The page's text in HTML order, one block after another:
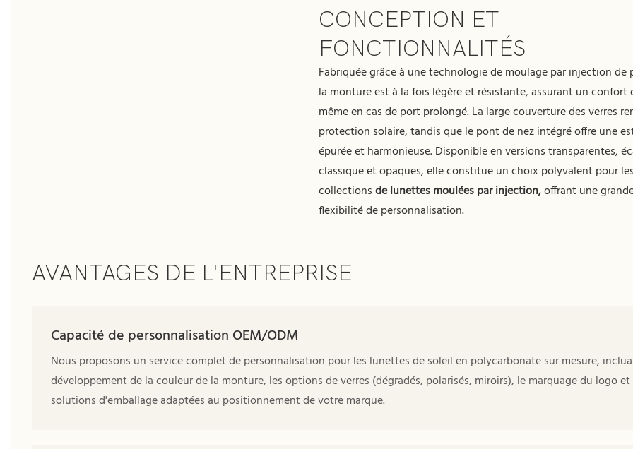
CONCEPTION ET
FONCTIONNALITÉS
Fabriquée grâce à une technologie de moulage par injection de
la monture est à la fois légère et résistante, assurant un confort
même en cas de port prolongé. La large couverture des verres
protection solaire, tandis que le pont de nez intégré offre une
épurée et harmonieuse. Disponible en versions transparentes,
classique et opaques, elle constitue un choix polyvalent pour
collectionsde lunettes moulées par injection,offrant une
flexibilité de personnalisation.
AVANTAGES DE L'ENTREPRISE
Capacité de personnalisation OEM/ODM
Nous proposons un service complet de personnalisation pour les lunettes de soleil en polycarbonate sur mesure,
développement de la couleur de la monture, les options de verres (dégradés, polarisés, miroirs), le marquage du logo et
solutions d'emballage adaptées au positionnement de votre marque.